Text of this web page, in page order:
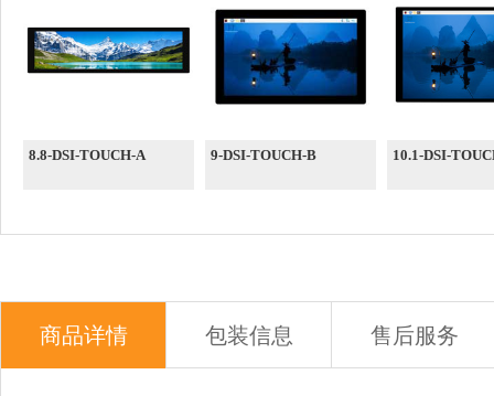
8.8-DSI-TOUCH-A 9-DSI-TOUCH-B 10.1-DSI-
商品详情 包装信息 售后服务